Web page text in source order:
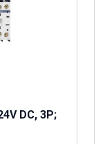
DC, 3P;